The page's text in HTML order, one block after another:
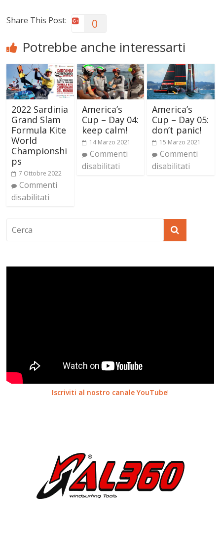
Share This Post: 0
Potrebbe anche interessarti
2022 Sardinia
Grand Slam
Formula Kite
World
Championshi
ps
7 Ottobre 2022
Commenti
disabilitati
America’s
Cup – Day 04:
keep calm!
14 Marzo 2021
Commenti
disabilitati
America’s
Cup – Day 05:
don’t panic!
15 Marzo 2021
Commenti
disabilitati
Iscriviti al nostro canale YouTube!